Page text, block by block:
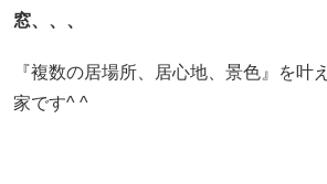
窓、、、
『複数の居場所、居心地、景色』を叶
家です^ ^